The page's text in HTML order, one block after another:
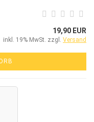
19,90 EUR
inkl. 19% MwSt. zzgl. Versand